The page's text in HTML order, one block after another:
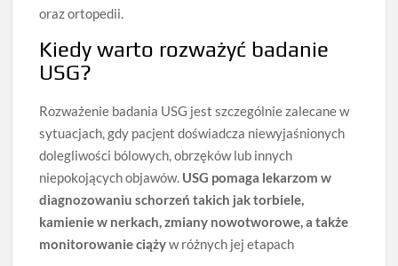
oraz ortopedii.
Kiedy warto rozważyć badanie
USG?
Rozważenie badania USG jest szczególnie zalecane w
sytuacjach, gdy pacjent doświadcza niewyjaśnionych
dolegliwości bólowych, obrzęków lub innych
niepokojących objawów. USG pomaga lekarzom w
diagnozowaniu schorzeń takich jak torbiele,
kamienie w nerkach, zmiany nowotworowe, a także
monitorowanie ciążyw różnych jej etapach